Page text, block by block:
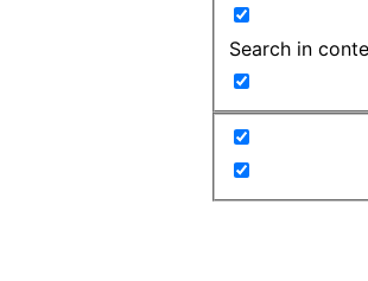
Search in